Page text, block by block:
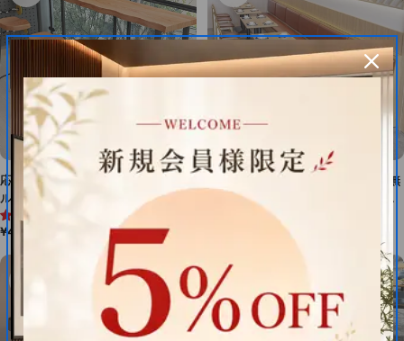
応接テーブル カウンターテーブ
ル 木製座面 木目調 フィット感
がある スチールフレーム カジュ
アル ナチュラル カスタマイズ可
能 TPZ-M-005
通
価
格
¥41,800
ダイニングテーブル テーブル 多層無
垢材食卓テーブル 食事テーブル
WCZ-M-005
格